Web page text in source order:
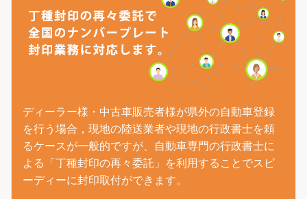
ディーラー様・中古車販売者様が県外の自動車登録
を行う場合，現地の陸送業者や現地の行政書士を頼
るケースが一般的ですが、自動車専門の行政書士に
よる「丁種封印の再々委託」を利用することでスピ
ーディーに封印取付ができます。